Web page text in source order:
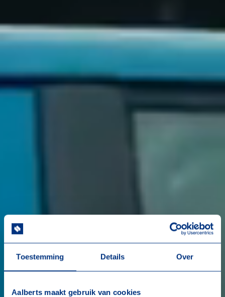
Toestemming Details Over
Aalberts maakt gebruik van cookies